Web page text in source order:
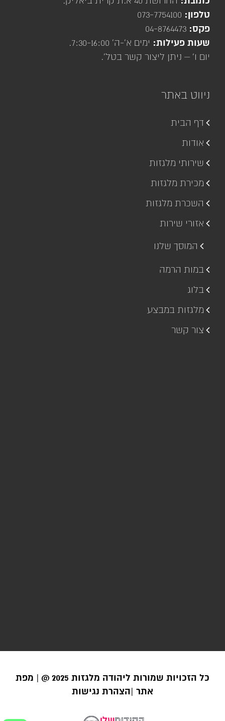
טלפון: 073-7754100
פקס:
שעות פעילות: ימים א'-ה' 7:30-16:00.
יום ו' – ניתן ליצור קשר בטל'.
ניווט באתר
דף הבית
אודות
שירותי מלגזות
מכירת מלגזות
השכרת מלגזות
אזורי שירות
המוסך שלנו
במות הרמה
בלוג
מלגזות במבצע
צור קשר
כל הזכויות שמורות ליהודה מלגזות 2025 @ |
מפת
אתר |הצהרת נגישות